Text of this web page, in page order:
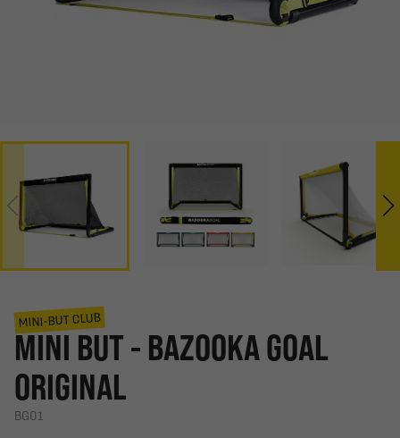
MINI-BUT CLUB
MINI BUT - BAZOOKA GOAL
ORIGINAL
BG01